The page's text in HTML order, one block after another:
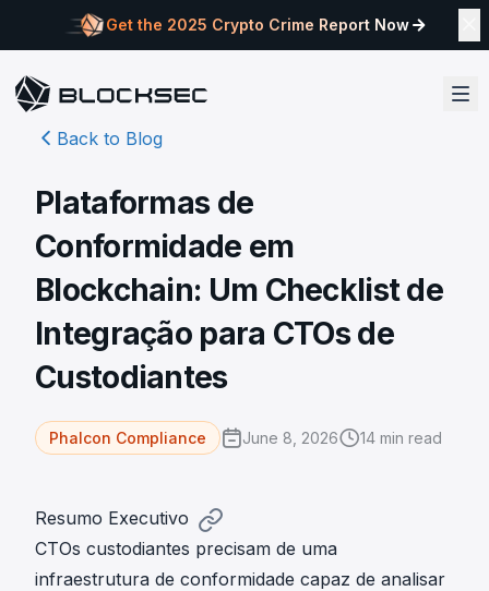
Get the 2025 Crypto Crime Report Now
Back to Blog
Plataformas de
Conformidade em
Blockchain: Um Checklist de
Integração para CTOs de
Custodiantes
Phalcon Compliance June 8, 2026 14 min read
Resumo Executivo
CTOs custodiantes precisam de uma
infraestrutura de conformidade capaz de analisar